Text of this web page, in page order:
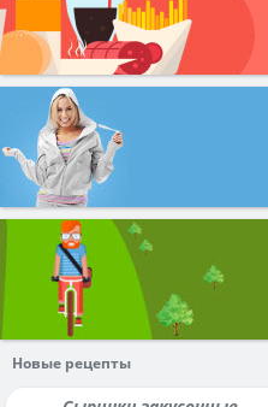
Новые рецепты